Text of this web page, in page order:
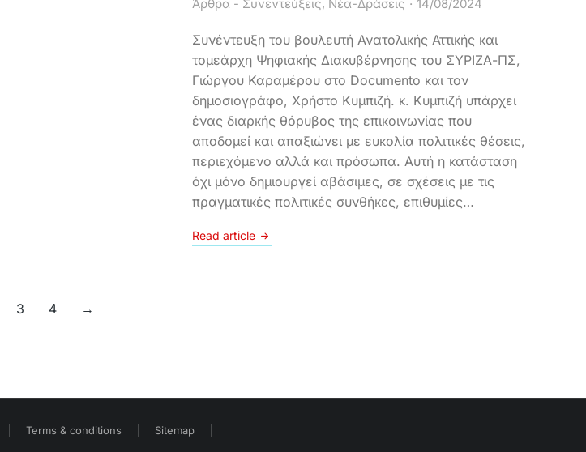
Άρθρα - Συνεντεύξεις, Νέα-Δράσεις 14/08/2024
Συνέντευξη του βουλευτή Ανατολικής Αττικής και
τομεάρχη Ψηφιακής Διακυβέρνησης του ΣΥΡΙΖΑ-ΠΣ,
Γιώργου Καραμέρου στο Documento και τον
δημοσιογράφο, Χρήστο Κυμπιζή. κ. Κυμπιζή υπάρχει
ένας διαρκής θόρυβος της επικοινωνίας που
αποδομεί και απαξιώνει με ευκολία πολιτικές θέσεις,
περιεχόμενο αλλά και πρόσωπα. Αυτή η κατάσταση
όχι μόνο δημιουργεί αβάσιμες, σε σχέσεις με τις
πραγματικές πολιτικές συνθήκες, επιθυμίες…
Read article
3 4 →
Terms & conditions Sitemap